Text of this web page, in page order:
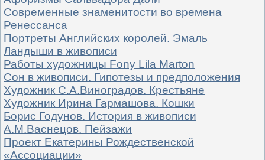
Современные знаменитости во времена
Ренессанса
Портреты Английских королей. Эмаль
Ландыши в живописи
Работы художницы Fony Lila Marton
Сон в живописи. Гипотезы и предположения
Художник С.А.Виноградов. Крестьяне
Художник Ирина Гармашова. Кошки
Борис Годунов. История в живописи
А.М.Васнецов. Пейзажи
Проект Екатерины Рождественской
«Ассоциации»